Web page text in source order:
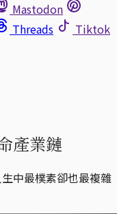
Mastodon
Threads
Tiktok
產業鏈
中最樸素卻也最複雜